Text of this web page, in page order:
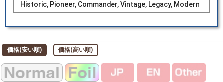
Historic, Pioneer, Commander, Vintage, Legacy, Modern
価格(安い順) 価格(高い順)